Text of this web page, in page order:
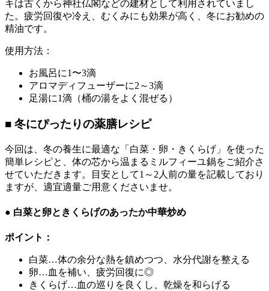
キは古くから神社仏閣などの建材として利用されていまし
た。疲労回復や冷え、むくみにも効果が高く、冬にお勧めの
精油です。
使用方法：
お風呂に1〜3滴
アロマディフューザーに2～3滴
足湯に1滴（桶の湯をよく混ぜる）
■ 冬にぴったりの薬膳レシピ
今回は、冬の養生に最適な「白菜・卵・きくらげ」を使った
簡単レシピと、体の芯から温まるミルフィーユ鍋をご紹介さ
せていただきます。目安として1～2人前の量を記載しており
ますが、適宜適量ご用意くださいませ。
● 白菜と卵ときくらげのあったか中華炒め
ポイント：
白菜…体の余分な熱を鎮めつつ、水分代謝を整える
卵…血を補い、疲労回復に◎
きくらげ…血の巡りを良くし、乾燥を和らげる